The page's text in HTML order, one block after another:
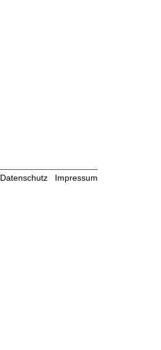
Datenschutz Impressum